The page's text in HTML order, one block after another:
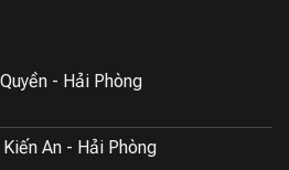
tiết kiệm điện và độ ồn
- Hải Phòng
An - Hải Phòng